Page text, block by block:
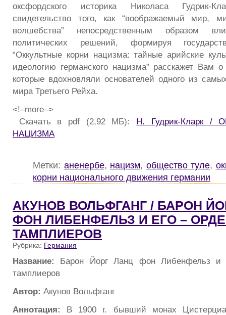
оксфордского историка Николаса Гудрик-
свидетельство того, как “воображаемый мир,
волшебства” непосредственным образом
политических решений, формируя
“Оккультные корни нацизма: тайные арийские
идеологию германского нацизма” расскажет Вам
которые вдохновляли основателей одного из
мира Третьего Рейха.
<!–more–>
Скачать в pdf (2,92 МБ): Н. Гудрик-Кларк /
НАЦИЗМА
Метки: аненербе, нацизм, общество туле,
корни национального движения германии
АКУНОВ ВОЛЬФГАНГ / БАРОН
ФОН ЛИБЕНФЕЛЬЗ И ЕГО –
ТАМПЛИЕРОВ
Рубрика: Германия
Название: Барон Йорг Ланц фон Либенфельз и
тамплиеров
Автор: Акунов Вольфганг
Аннотация: В 1900 г. бывший монах